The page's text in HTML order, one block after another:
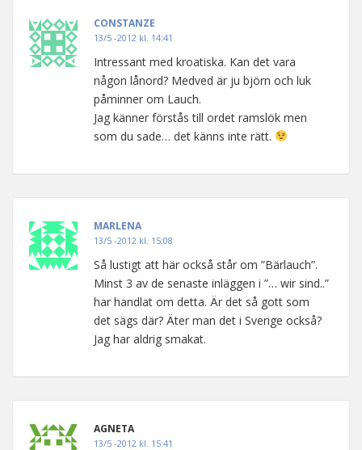
CONSTANZE
13/5 -2012 kl. 14:41
Intressant med kroatiska. Kan det vara
någon lånord? Medved är ju björn och luk
påminner om Lauch.
Jag känner förstås till ordet ramslök men
som du sade… det känns inte rätt.
MARLENA
13/5 -2012 kl. 15:08
Så lustigt att här också står om ”Bärlauch”.
Minst 3 av de senaste inläggen i ”… wir sind..”
har handlat om detta. Är det så gott som
det sägs där? Äter man det i Sverige också?
Jag har aldrig smakat.
AGNETA
13/5 -2012 kl. 15:41